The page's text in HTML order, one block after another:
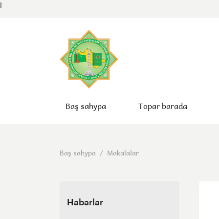
l
Baş sahypa Topar barada
Baş sahypa / Makalalar
Habarlar